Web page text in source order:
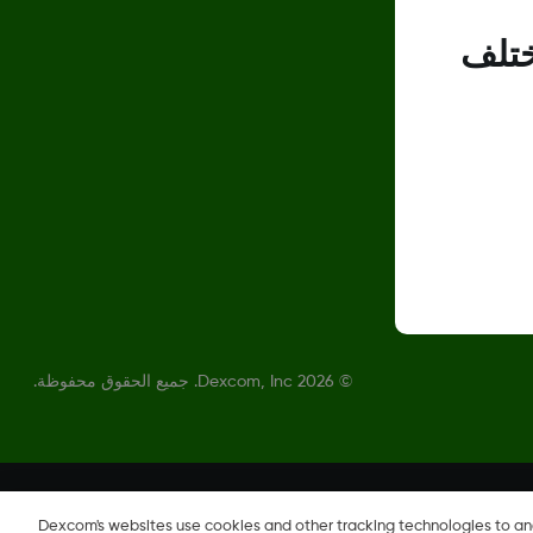
© 2026 Dexcom, Inc. جميع الحقوق محفوظة.
Dexcom's websites use cookies and other tracking technologies to